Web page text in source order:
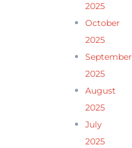
2025
October
2025
September
2025
August
2025
July
2025